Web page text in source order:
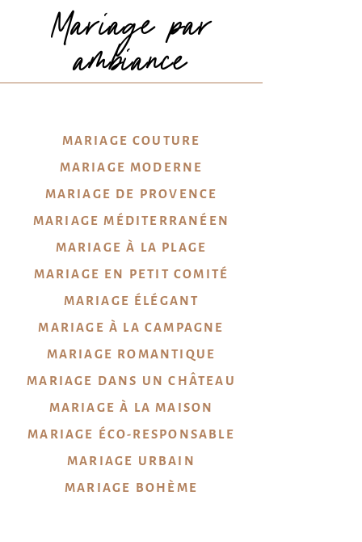
Mariage par
ambiance
MARIAGE COUTURE
MARIAGE MODERNE
MARIAGE DE PROVENCE
MARIAGE MÉDITERRANÉEN
MARIAGE À LA PLAGE
MARIAGE EN PETIT COMITÉ
MARIAGE ÉLÉGANT
MARIAGE À LA CAMPAGNE
MARIAGE ROMANTIQUE
MARIAGE DANS UN CHÂTEAU
MARIAGE À LA MAISON
MARIAGE ÉCO-RESPONSABLE
MARIAGE URBAIN
MARIAGE BOHÈME